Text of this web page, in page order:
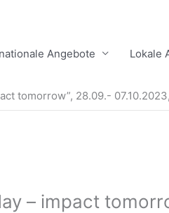
Angebote Lokale
tomorrow”, 28.09.-
– impact